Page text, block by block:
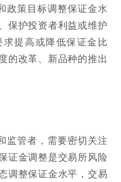
政策目标调整保证金水
保护投资者利益或维护
提高或降低保证金比
的改革、新品种的推出
监管者，需要密切关注
证金调整是交易所风险
调整保证金水平，交易